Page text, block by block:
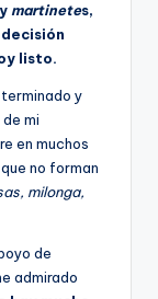
martinetes,
listo.
y
mi
en muchos
no forman
milonga,
de
admirado